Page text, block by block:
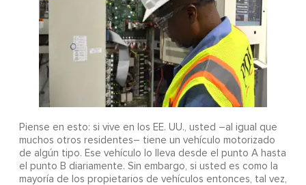
Piense en esto: si vive en los EE. UU., usted –al igual que
muchos otros residentes– tiene un vehículo motorizado
de algún tipo. Ese vehículo lo lleva desde el punto A hasta
el punto B diariamente. Sin embargo, si usted es como la
mayoría de los propietarios de vehículos entonces, tal vez,